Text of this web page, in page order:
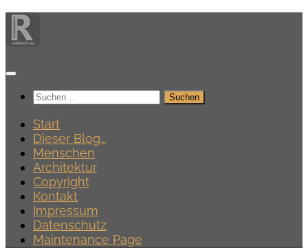
Zum
Inhalt
springen
Suchen
Start
Dieser Blog…
Menschen
Architektur
Copyright
Kontakt
Impressum
Datenschutz
Maintenance Page